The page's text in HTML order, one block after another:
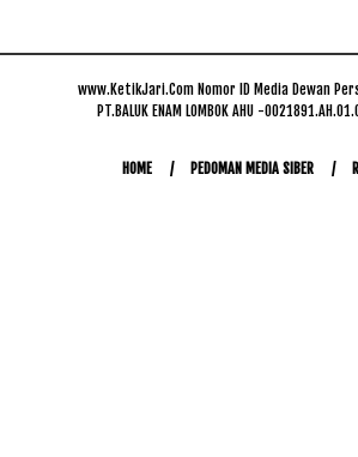
www.KetikJari.Com Nomor ID Media Dewan
PT.BALUK ENAM LOMBOK AHU -
HOME PEDOMAN MEDIA SIBER